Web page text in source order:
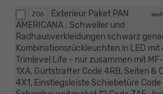
Z06 auf
Exterieur Paket PAN
AMERICANA : Schweller und
Radhausverkleidungen schwarz
Kombinationsrückleuchten in LED
Trimlevel Life - nur zusammen mit
1XA, Gurtstraffer Code 4RB, Seiten &
4X1, Einstiegsleiste Schiebetüre Code